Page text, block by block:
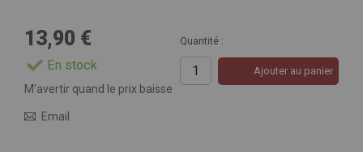
13,90 €
En stock
Quantité :
Ajouter au panier
M’avertir quand le prix baisse
Email